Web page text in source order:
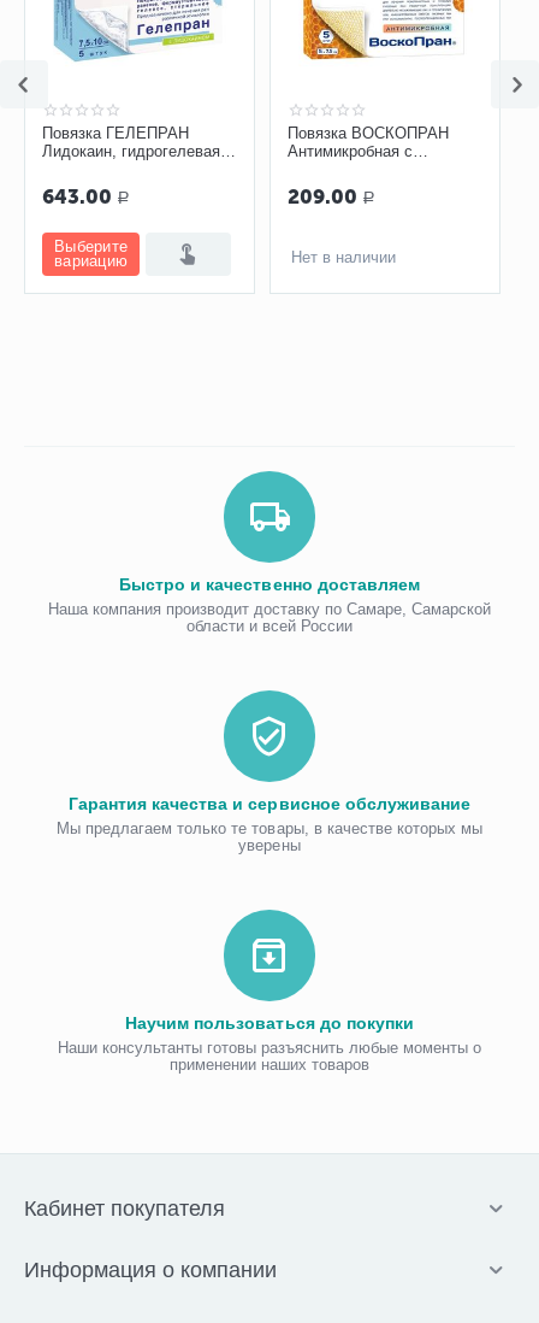
Повязка ГЕЛЕПРАН
Лидокаин, гидрогелевая,
643.00 Р
Выберите
вариацию
Повязка ВОСКОПРАН
Антимикробная с
мазевая, сетчатая
209.00 Р
Нет в наличии
Быстро и качественно доставляем
Наша компания производит доставку по Самаре, Самарской
области и всей России
Гарантия качества и сервисное обслуживание
Мы предлагаем только те товары, в качестве которых мы
уверены
Научим пользоваться до покупки
Наши консультанты готовы разъяснить любые моменты о
применении наших товаров
Кабинет покупателя
Информация о компании